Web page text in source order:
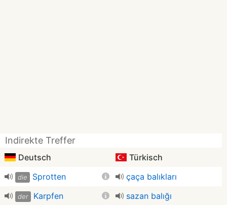
Indirekte Treffer
Deutsch Türkisch
die Sprotten çaça balıkları
der Karpfen sazan balığı